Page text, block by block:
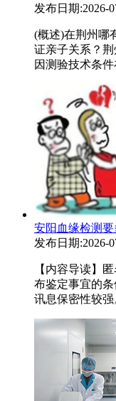
发布日期:2026-
(概述)在荆州哪
证亲子关系？
因测验技术条
安阳血缘检测
发布日期:2026-
【内容导读】
布鉴定事宜的
讯息保密性较强